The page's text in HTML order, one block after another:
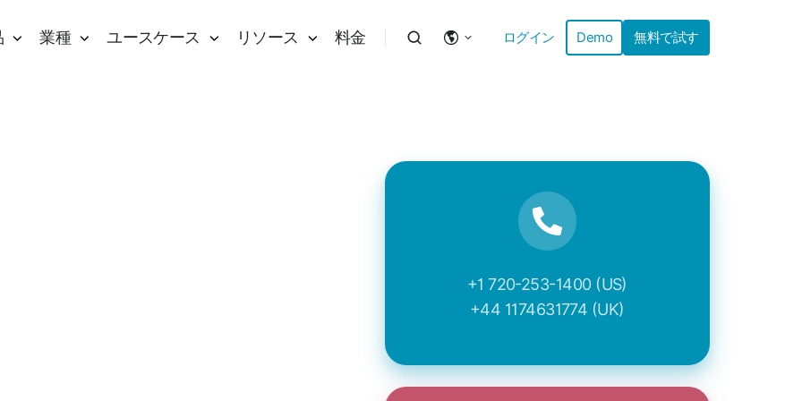
業種 ユースケース リソース 料金 ログイン Demo 無料で試す
+1 720-253-1400 (US)
+44 1174631774 (UK)